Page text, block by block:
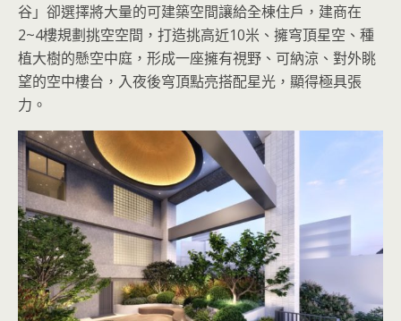
谷」卻選擇將大量的可建築空間讓給全棟住戶，建商在
2~4樓規劃挑空空間，打造挑高近10米、擁穹頂星空、種
植大樹的懸空中庭，形成一座擁有視野、可納涼、對外眺
望的空中樓台，入夜後穹頂點亮搭配星光，顯得極具張
力。